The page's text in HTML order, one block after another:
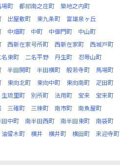
場町 都祁南之庄町
築地之内町
出屋敷町 東九条町
富雄泉ヶ丘
中畑町 中町 中御門町
中山町
西新在家号所町 西新在家町
西城戸町
名東町 二名平野 丹生町
忍辱山町
半田開町 半田横町 般若寺町
馬場町
東向北町 東向中町 東向南町
疋田町
生琉里町 別所町 法用町 宝来
宝来町
三碓町 三棟町 南市町
南魚屋町
田中町 南半田西町 南半田東町
南袋町
油留木町 横井 横井町 横田町
来迎寺町